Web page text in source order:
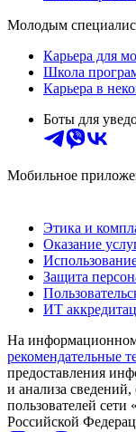
Молодым
Карьера для
Школа
Карьера в
Боты для
Мобильное
Этика и
Оказание
Защита
ИТ
На информационном
рекомендательные
предоставления
и анализа
пользователей
Российской